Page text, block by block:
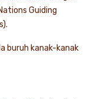
Guiding
buruh kanak-kanak